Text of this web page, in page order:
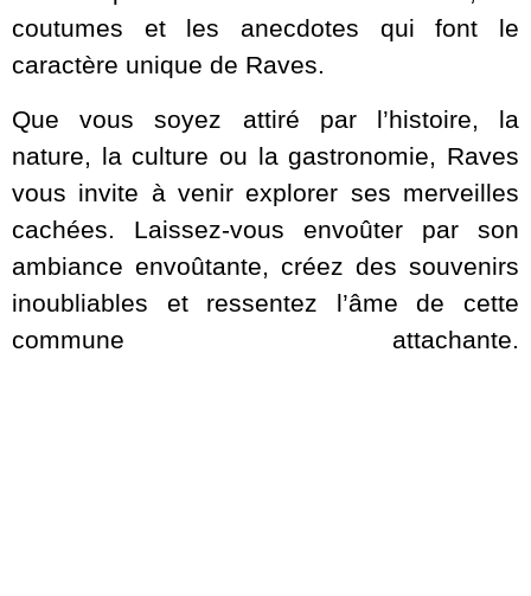
coutumes et les anecdotes qui font le
caractère unique de Raves.
Que vous soyez attiré par l’histoire, la
nature, la culture ou la gastronomie, Raves
vous invite à venir explorer ses merveilles
cachées. Laissez-vous envoûter par son
ambiance envoûtante, créez des souvenirs
inoubliables et ressentez l’âme de cette
commune attachante.